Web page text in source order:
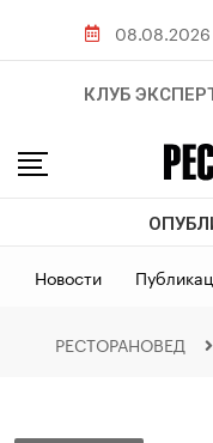
08.08.2026
КЛУБ
Новости
РЕСТОРАНОВЕД